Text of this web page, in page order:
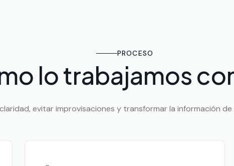
PROCESO
lo trabajamos
evitar improvisaciones y transformar la información